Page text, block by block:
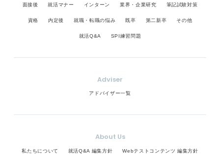
面接後 就活マナー インターン 業界・企業研究 筆記試験対策
資格 内定後 就職・転職の悩み 既卒 第二新卒 その他
就活Q&A SPI練習問題
Adviser
アドバイザー一覧
About Us
私たちについて 就活Q&A 編集方針 Webテストコンテンツ 編集方針